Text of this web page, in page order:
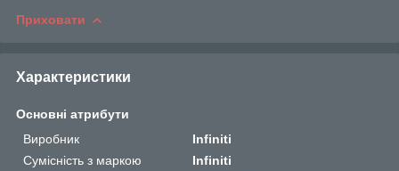
Приховати
Характеристики
Основні атрибути
Виробник
Infiniti
Сумісність з маркою
Infiniti